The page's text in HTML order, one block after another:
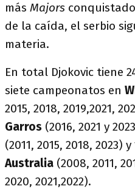
más Majors
de la caída, el serbio
materia.
En total Djokovic tiene
siete campeonatos en
2015, 2018, 2019,2021,
Garros (2016, 2021 y
(2011, 2015, 2018, 2023)
Australia (2008, 2011,
2020, 2021,2022).